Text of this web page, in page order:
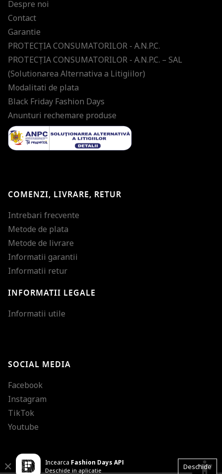
Despre noi
Contact
Garantie
PROTECŢIA CONSUMATORILOR - A.N.P.C.
PROTECŢIA CONSUMATORILOR - A.N.P.C. – SAL
(Solutionarea Alternativa a Litigiilor)
Modalitati de plata
Black Friday Fashion Days
Anunturi rechemare produse
COMENZI, LIVRARE, RETUR
Intrebari frecvente
Metode de plata
Metode de livrare
Informatii garantii
Informatii retur
INFORMATII LEGALE
Informatii utile
SOCIAL MEDIA
Facebook
Instagram
TikTok
Youtube
Incearca Fashion Days APP
Deschide in aplicatie Deschide
Close accessibility
Cursor mare